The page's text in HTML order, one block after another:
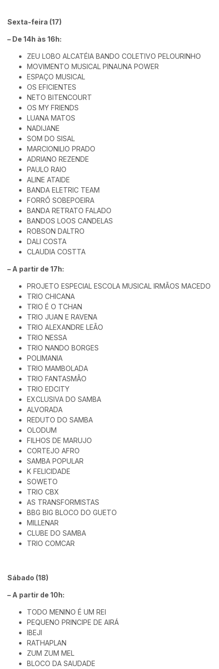
Sexta-feira (17)
– De 14h às 16h:
ZEU LOBO ALCATÉIA BANDO COLETIVO PELOURINHO
MOVIMENTO MUSICAL PINAUNA POWER
ESPAÇO MUSICAL
OS EFICIENTES
NETO BITENCOURT
OS MY FRIENDS
LUANA MATOS
NADIJANE
SOM DO SISAL
MARCIONILIO PRADO
ADRIANO REZENDE
PAULO RAIO
ALINE ATAIDE
BANDA ELETRIC TEAM
FORRÓ SOBEPOEIRA
BANDA RETRATO FALADO
BANDOS LOOS CANDELAS
ROBSON DALTRO
DALI COSTA
CLAUDIA COSTTA
– A partir de 17h:
PROJETO ESPECIAL ESCOLA MUSICAL IRMÃOS MACEDO
TRIO CHICANA
TRIO É O TCHAN
TRIO JUAN E RAVENA
TRIO ALEXANDRE LEÃO
TRIO NESSA
TRIO NANDO BORGES
POLIMANIA
TRIO MAMBOLADA
TRIO FANTASMÃO
TRIO EDCITY
EXCLUSIVA DO SAMBA
ALVORADA
REDUTO DO SAMBA
OLODUM
FILHOS DE MARUJO
CORTEJO AFRO
SAMBA POPULAR
K FELICIDADE
SOWETO
TRIO CBX
AS TRANSFORMISTAS
BBG BIG BLOCO DO GUETO
MILLENAR
CLUBE DO SAMBA
TRIO COMCAR
Sábado (18)
– A partir de 10h:
TODO MENINO É UM REI
PEQUENO PRINCIPE DE AIRÁ
IBEJI
RATHAPLAN
ZUM ZUM MEL
BLOCO DA SAUDADE